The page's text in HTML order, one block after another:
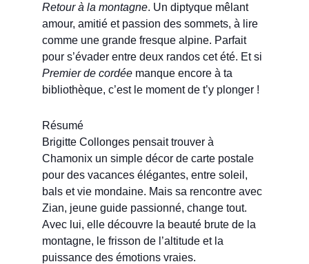
Retour à la montagne. Un diptyque mêlant
amour, amitié et passion des sommets, à lire
comme une grande fresque alpine. Parfait
pour s’évader entre deux randos cet été. Et si
Premier de cordée manque encore à ta
bibliothèque, c’est le moment de t’y plonger !
Résumé
Brigitte Collonges pensait trouver à
Chamonix un simple décor de carte postale
pour des vacances élégantes, entre soleil,
bals et vie mondaine. Mais sa rencontre avec
Zian, jeune guide passionné, change tout.
Avec lui, elle découvre la beauté brute de la
montagne, le frisson de l’altitude et la
puissance des émotions vraies.